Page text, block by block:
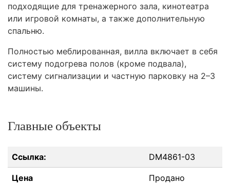
подходящие для тренажерного зала, кинотеатра
или игровой комнаты, а также дополнительную
спальню.
Полностью меблированная, вилла включает в себя
систему подогрева полов (кроме подвала),
систему сигнализации и частную парковку на 2–3
машины.
Главные объекты
Ссылка: DM4861-03
Цена Продано